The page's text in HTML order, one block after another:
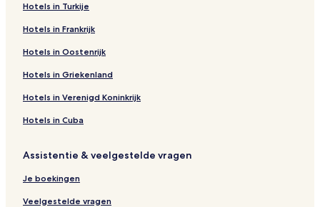
Hotels in Turkije
Hotels in Frankrijk
Hotels in Oostenrijk
Hotels in Griekenland
Hotels in Verenigd Koninkrijk
Hotels in Cuba
Assistentie & veelgestelde vragen
Je boekingen
Veelgestelde vragen